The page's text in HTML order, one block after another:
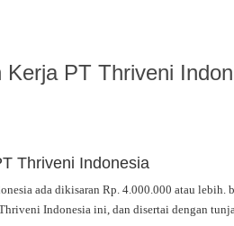
Kerja PT Thriveni
Thriveni Indonesia
ada dikisaran Rp. 4.000.000 atau lebih.
Indonesia ini, dan disertai dengan